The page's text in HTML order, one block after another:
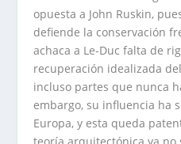
opuesta a John Ruskin,
defiende la conservación
achaca a Le-Duc falta de
recuperación idealizada
incluso partes que nunca
embargo, su influencia ha
Europa, y esta queda